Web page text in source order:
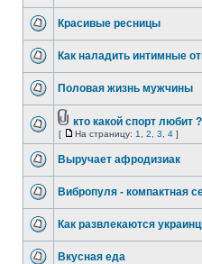
Красивые ресницы
Как наладить интимные
Половая жизнь мужчины
кто какой спорт любит ?
[ На страницу: 1 2 3 4 ]
Выручает афродизиак
Вибропуля - компактная
Как развлекаются
Вкусная еда